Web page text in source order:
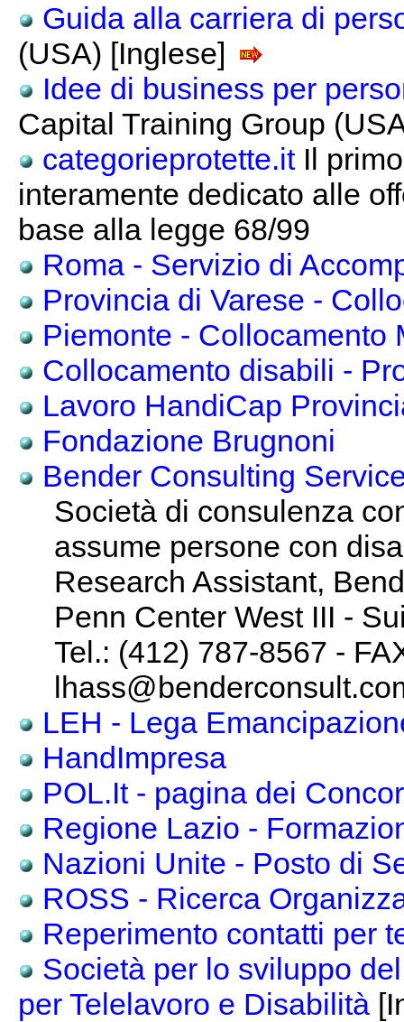
Guida alla carriera di
(USA) [Inglese]
Idee di business per
Capital Training Group
categorieprotette.itIl
interamente dedicato alle
base alla legge 68/99
Roma - Servizio di
Provincia di Varese -
Piemonte - Collocamento
Collocamento disabili -
Lavoro HandiCap
Fondazione Brugnoni
Bender Consulting
Società di consulenza
assume persone con
Research Assistant,
Penn Center West III -
Tel.: (412) 787-8567 -
LEH - Lega
HandImpresa
POL.It - pagina dei
Regione Lazio -
Nazioni Unite - Posto di
ROSS - Ricerca
Reperimento contatti per
Società per lo sviluppo
per Telelavoro e Disabilità